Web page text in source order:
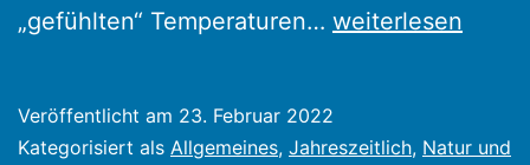
„gefühlten“ Temperaturen… Fast
wie
weiterlesen
Veröffentlicht am 23. Februar 2022
Kategorisiert als Allgemeines, Jahreszeitlich, Natur und